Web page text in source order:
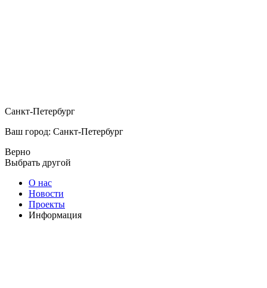
Санкт-Петербург
Ваш город: Санкт-Петербург
Верно
Выбрать другой
О нас
Новости
Проекты
Информация